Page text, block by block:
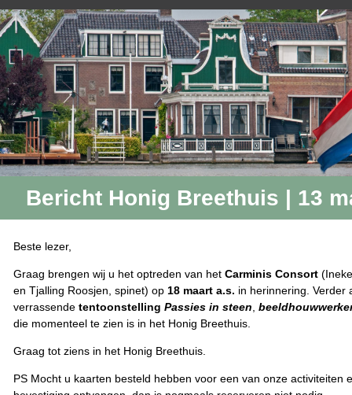
Bericht Honig Breethuis | 13
Beste lezer,
Graag brengen wij u het optreden van het Carminis Consort
en Tjalling Roosjen, spinet) op 18 maart a.s. in herinnering. Verder
verrassende tentoonstelling Passies in steen,
die momenteel te zien is in het Honig Breethuis.
Graag tot ziens in het Honig Breethuis.
PS Mocht u kaarten besteld hebben voor een van onze activiteiten